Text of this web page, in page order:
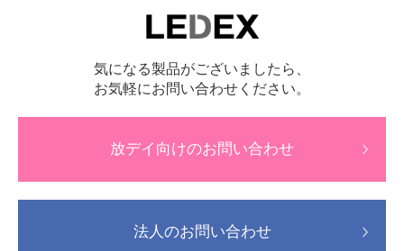
気になる製品がございましたら、
お気軽にお問い合わせください。
放デイ向けのお問い合わせ
法人のお問い合わせ